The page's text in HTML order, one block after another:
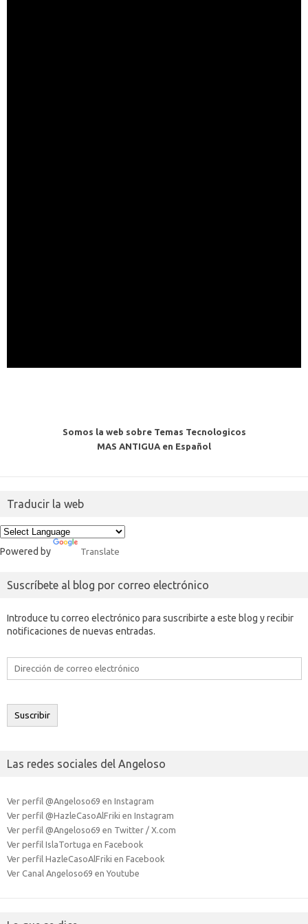
Somos la web sobre Temas Tecnologicos
MAS ANTIGUA en Español
Traducir la web
Powered by Translate
Suscríbete al blog por correo electrónico
Introduce tu correo electrónico para suscribirte a este blog y recibir
notificaciones de nuevas entradas.
Dirección
electrónico
Suscribir
Las redes sociales del Angeloso
Ver perfil @Angeloso69 en Instagram
Ver perfil @HazleCasoAlFriki en Instagram
Ver perfil @Angeloso69 en Twitter / X.com
Ver perfil IslaTortuga en Facebook
Ver perfil HazleCasoAlFriki en Facebook
Ver Canal Angeloso69 en Youtube